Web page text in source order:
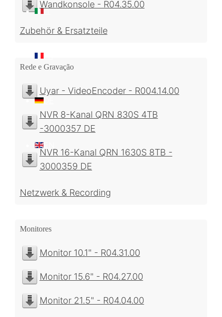
IT
FR
DE
EN
Wandkonsole - R04.35.00
Zubehör & Ersatzteile
Rede e Gravação
Uyar - VideoEncoder - R004.14.00
NVR 8-Kanal QRN 830S 4TB
-3000357 DE
NVR 16-Kanal QRN 1630S 8TB -
3000359 DE
Netzwerk & Recording
Monitores
Monitor 10.1" - R04.31.00
Monitor 15.6" - R04.27.00
Monitor 21.5" - R04.04.00